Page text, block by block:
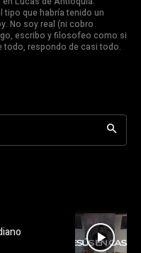
tipo que habría tenido un
No soy real (ni cobro
escribo y filosofeo como si
todo, respondo de casi todo.